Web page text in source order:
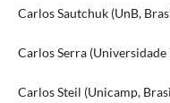
Carlos Sautchuk (UnB,
Carlos Serra
Carlos Steil (Unicamp,